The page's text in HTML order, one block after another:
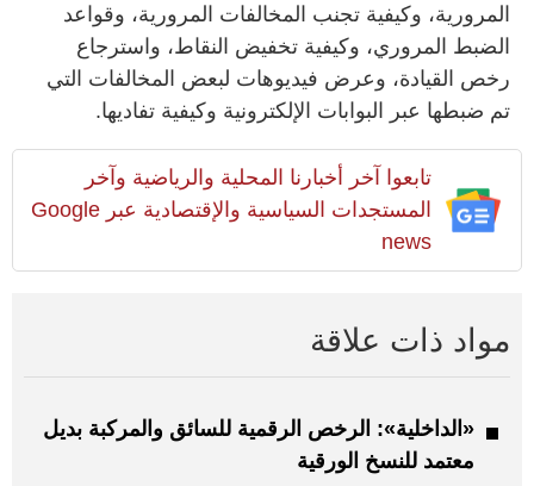
المرورية، وكيفية تجنب المخالفات المرورية، وقواعد
الضبط المروري، وكيفية تخفيض النقاط، واسترجاع
رخص القيادة، وعرض فيديوهات لبعض المخالفات التي
تم ضبطها عبر البوابات الإلكترونية وكيفية تفاديها.
تابعوا آخر أخبارنا المحلية والرياضية وآخر
المستجدات السياسية والإقتصادية عبر Google
news
مواد ذات علاقة
«الداخلية»: الرخص الرقمية للسائق والمركبة بديل
معتمد للنسخ الورقية